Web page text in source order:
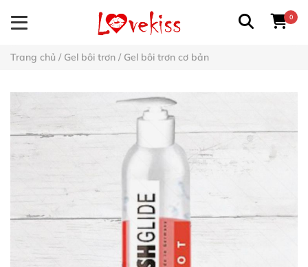
0
Trang chủ / Gel bôi trơn / Gel bôi trơn cơ bản